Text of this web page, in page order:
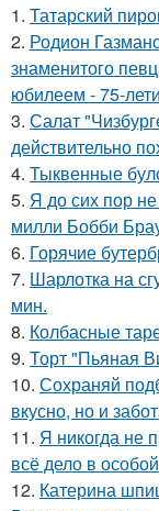
1. Татарский
2. Родион
знаменитого
юбилеем - 75-
3. Салат
действительно
4. Тыквенные
5. Я до сих пор
милли Бобби
6. Горячие
7. Шарлотка на
мин.
8. Колбасные
9. Торт "Пьяная
10. Сохраняй
вкусно, но и
11. Я никогда не
всё дело в
12. Катерина